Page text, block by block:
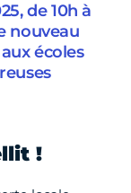
de 10h à
nouveau
écoles
!